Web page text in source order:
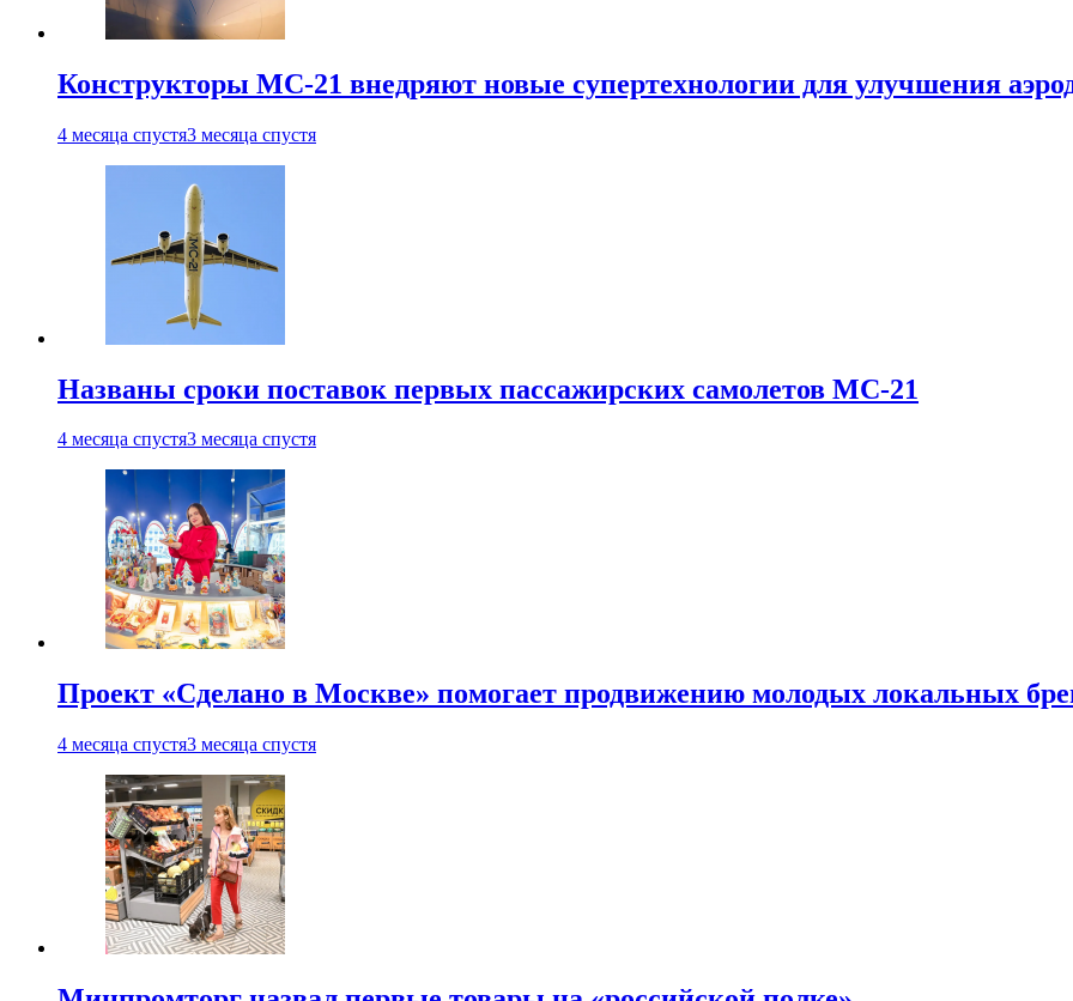
Конструкторы МС-21 внедряют новые супертехнологии для улучшения
4 месяца спустя3 месяца спустя
Названы сроки поставок первых пассажирских самолетов МС-21
4 месяца спустя3 месяца спустя
Проект «Сделано в Москве» помогает продвижению молодых локальных
4 месяца спустя3 месяца спустя